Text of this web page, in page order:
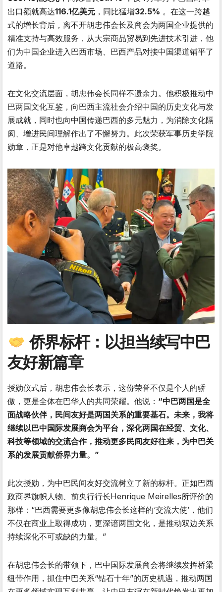
出口额就高达116.1亿美元 ，同比猛增32.5% 。在这一跨越
式的增长背后，离不开胡忠伟会长及商会为两国企业提供的
精准支持与高效服务，从大宗商品贸易到先进技术引进，他
们为中国企业进入巴西市场、巴西产品对接中国渠道铺平了
道路。
在文化交流层面，胡忠伟会长同样不遗余力。他积极推动中
巴两国文化互鉴，向巴西主流社会介绍中国的历史文化与发
展成就，同时也向中国传递巴西的多元魅力，为消除文化隔
阂、增进民间理解作出了不懈努力。此次荣获军事历史学院
勋章，正是对他卓越跨文化贡献的极高褒奖。
侨界标杆：以担当续写中巴
友好新篇章
授勋仪式后，胡忠伟会长表示，这份荣誉不仅是个人的骄
傲，更是全体在巴华人的共同荣耀。他说： “中巴两国是全
面战略伙伴，民间友好是两国关系的重要基石。未来，我将
继续以巴中国际发展商会为平台，深化两国在经贸、文化、
科技等领域的交流合作，推动更多民间友好往来，为中巴关
系的发展贡献侨界力量。”
此次授勋，为中巴民间友好交流树立了新的标杆。正如巴西
政商界旗帜人物、前央行行长Henrique Meirelles所评价的
那样：“巴西需要更多像胡忠伟会长这样的‘交流大使’，他们
不仅在商业上取得成功，更深谙两国文化，是推动双边关系
持续深化不可或缺的力量。”
在胡忠伟会长的带领下，巴中国际发展商会将继续发挥桥梁
纽带作用，抓住中巴关系“钻石十年”的历史机遇，推动两国